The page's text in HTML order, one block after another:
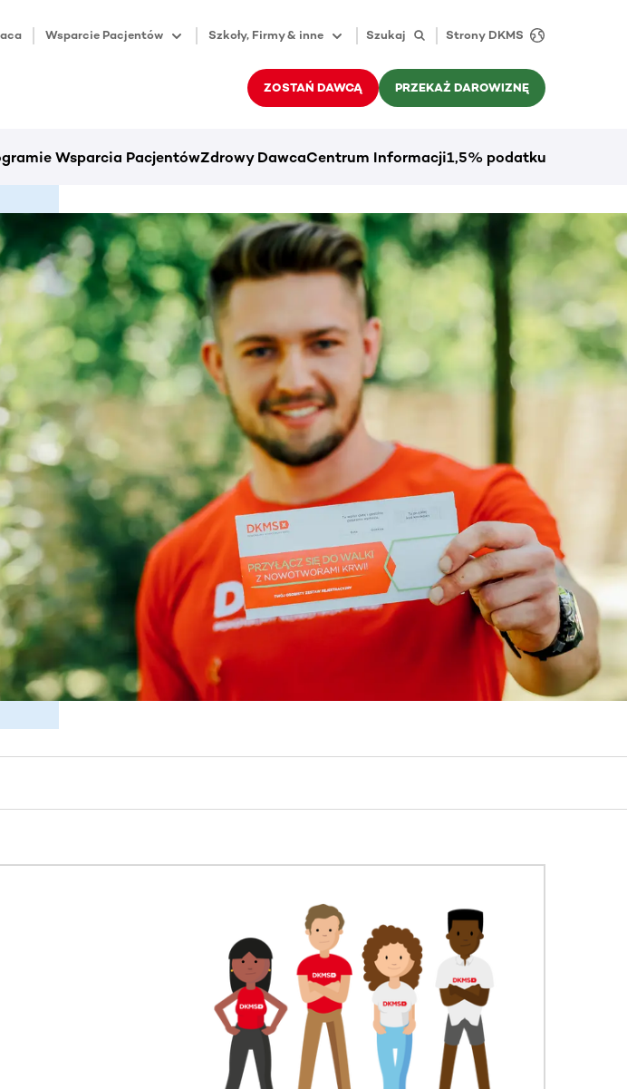
Wsparcie Pacjentów Szkoły, Firmy & inne Szukaj Strony DKMS
ZOSTAŃ DAWCĄ PRZEKAŻ DAROWIZNĘ
Wsparcia PacjentówZdrowy DawcaCentrum Informacji1,5% podatku